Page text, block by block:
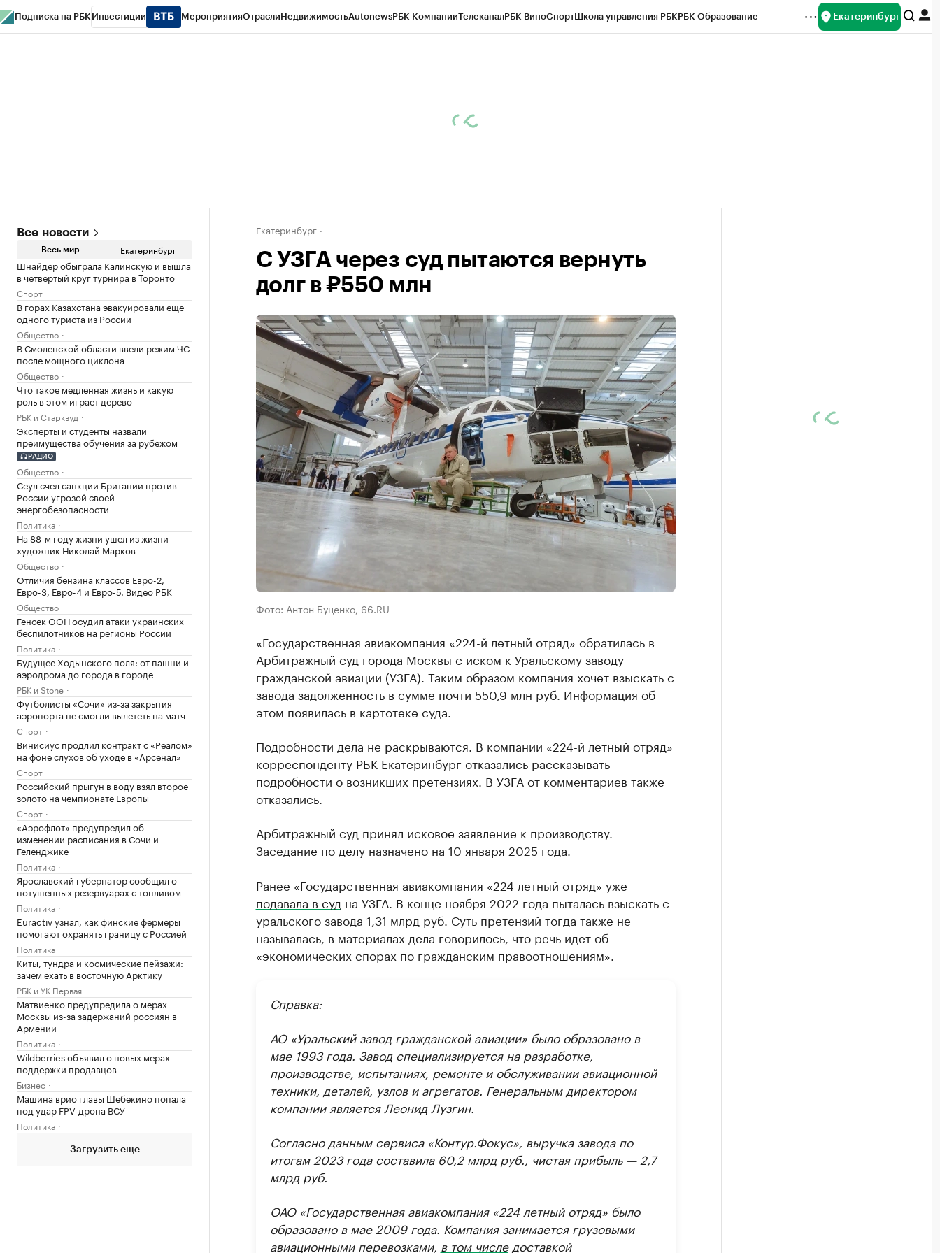
Подписка на РБК Инвестиции МероприятияОтраслиНедвижимостьAutonewsРБК КомпанииТелеканалРБК ВиноСпортШкола управления РБКРБК Образование Екатеринбург
Все новости
Весь мир Екатеринбург
Шнайдер обыграла Калинскую и вышла
в четвертый круг турнира в Торонто
Спорт
В горах Казахстана эвакуировали еще
одного туриста из России
Общество
В Смоленской области ввели режим ЧС
после мощного циклона
Общество
Что такое медленная жизнь и какую
роль в этом играет дерево
РБК и Старквуд
Эксперты и студенты назвали
преимущества обучения за рубежом
РАДИО
Общество
Сеул счел санкции Британии против
России угрозой своей
энергобезопасности
Политика
На 88-м году жизни ушел из жизни
художник Николай Марков
Общество
Отличия бензина классов Евро-2,
Евро-3, Евро-4 и Евро-5. Видео РБК
Общество
Генсек ООН осудил атаки украинских
беспилотников на регионы России
Политика
Будущее Ходынского поля: от пашни и
аэродрома до города в городе
РБК и Stone
Футболисты «Сочи» из-за закрытия
аэропорта не смогли вылететь на матч
Спорт
Винисиус продлил контракт с «Реалом»
на фоне слухов об уходе в «Арсенал»
Спорт
Российский прыгун в воду взял второе
золото на чемпионате Европы
Спорт
«Аэрофлот» предупредил об
изменении расписания в Сочи и
Геленджике
Политика
Ярославский губернатор сообщил о
потушенных резервуарах с топливом
Политика
Euractiv узнал, как финские фермеры
помогают охранять границу с Россией
Политика
Киты, тундра и космические пейзажи:
зачем ехать в восточную Арктику
РБК и УК Первая
Матвиенко предупредила о мерах
Москвы из-за задержаний россиян в
Армении
Политика
Wildberries объявил о новых мерах
поддержки продавцов
Бизнес
Машина врио главы Шебекино попала
под удар FPV‑дрона ВСУ
Политика
Загрузить еще
Екатеринбург
С УЗГА через суд пытаются вернуть
долг в ₽550 млн
Фото: Антон Буценко, 66.RU
«Государственная авиакомпания «224-й летный отряд» обратилась в
Арбитражный суд города Москвы с иском к Уральскому заводу
гражданской авиации (УЗГА). Таким образом компания хочет взыскать с
завода задолженность в сумме почти 550,9 млн руб. Информация об
этом появилась в картотеке суда.
Подробности дела не раскрываются. В компании «224-й летный отряд»
корреспонденту РБК Екатеринбург отказались рассказывать
подробности о возникших претензиях. В УЗГА от комментариев также
отказались.
Арбитражный суд принял исковое заявление к производству.
Заседание по делу назначено на 10 января 2025 года.
Ранее «Государственная авиакомпания «224 летный отряд» уже
подавала в суд на УЗГА. В конце ноября 2022 года пыталась взыскать с
уральского завода 1,31 млрд руб. Суть претензий тогда также не
называлась, в материалах дела говорилось, что речь идет об
«экономических спорах по гражданским правоотношениям».
Справка:
АО «Уральский завод гражданской авиации» было образовано в
мае 1993 года. Завод специализируется на разработке,
производстве, испытаниях, ремонте и обслуживании авиационной
техники, деталей, узлов и агрегатов. Генеральным директором
компании является Леонид Лузгин.
Согласно данным сервиса «Контур.Фокус», выручка завода по
итогам 2023 года составила 60,2 млрд руб., чистая прибыль — 2,7
млрд руб.
ОАО «Государственная авиакомпания «224 летный отряд» было
образовано в мае 2009 года. Компания занимается грузовыми
авиационными перевозками, в том числедоставкой